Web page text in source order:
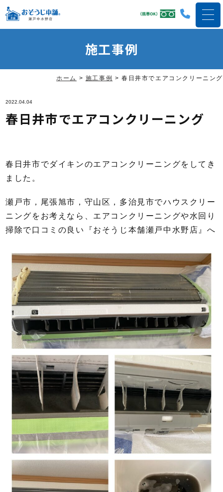
施工事例
ホーム > 施工事例 > 春日井市でエアコンクリーニング
2022.04.04
春日井市でエアコンクリーニング
春日井市でダイキンのエアコンクリーニングをしてき
ました。
瀬戸市，尾張旭市，守山区，多治見市でハウスクリー
ニングをお考えなら、エアコンクリーニングや水回り
掃除で口コミの良い『おそうじ本舗瀬戸中水野店』へ